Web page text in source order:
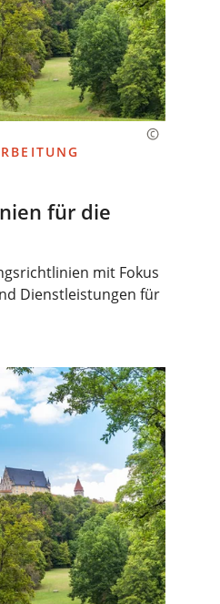
für die
mit Fokus
Dienstleistungen für